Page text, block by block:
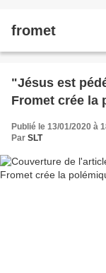
fromet
"Jésus est
Fromet crée la
Publié le 13/01/2020 à
Par SLT